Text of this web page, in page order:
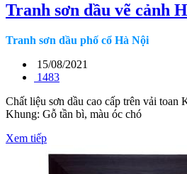
Tranh sơn dầu vẽ cảnh
Tranh sơn dầu phố cổ Hà Nội
15/08/2021
1483
Chất liệu sơn dầu cao cấp trên vải toan
Khung: Gỗ tần bì, màu óc chó
Xem tiếp